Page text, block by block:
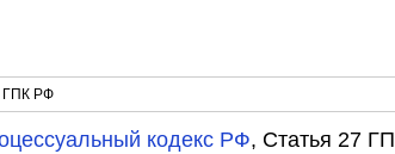
ГПК РФ
кодекс РФ, Статья 27